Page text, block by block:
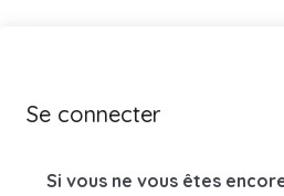
Se connecter
Si vous ne vous êtes